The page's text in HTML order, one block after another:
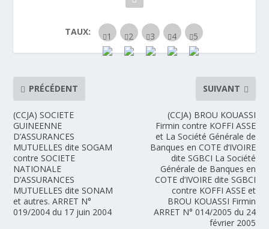
TAUX:
PRÉCÉDENT
(CCJA) SOCIETE
GUINEENNE
D’ASSURANCES
MUTUELLES dite SOGAM
contre SOCIETE
NATIONALE
D’ASSURANCES
MUTUELLES dite SONAM
et autres. ARRET N°
019/2004 du 17 juin 2004
SUIVANT
(CCJA) BROU KOUASSI
Firmin contre KOFFI ASSE
et La Société Générale de
Banques en COTE d’IVOIRE
dite SGBCI La Société
Générale de Banques en
COTE d’IVOIRE dite SGBCI
contre KOFFI ASSE et
BROU KOUASSI Firmin
ARRET N° 014/2005 du 24
février 2005